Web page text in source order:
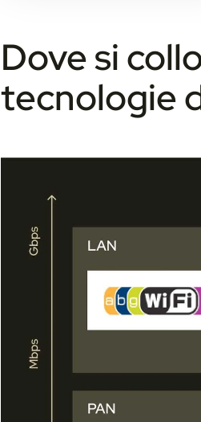
Dove si
tecnologie